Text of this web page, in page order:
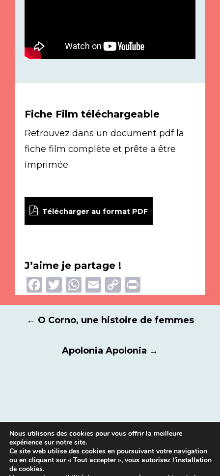
Fiche Film téléchargeable
Retrouvez dans un document pdf la
fiche film complète et prête a être
imprimée.
Télécharger au format PDF
J’aime je partage !
Facebook
Twitter
WhatsApp
EmailCopy
Link
Navigation
articles
← O Corno, une histoire de femmes
Apolonia Apolonia →
Nous utilisons des cookies pour vous offrir la meilleure
expérience sur notre site.
Ce site web utilise des cookies en poursuivant votre navigation
ou en cliquant sur « Tout accepter », vous autorisez l’installation
de cookies.